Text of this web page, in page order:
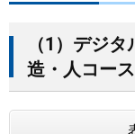
（1）デジ
造・人コース